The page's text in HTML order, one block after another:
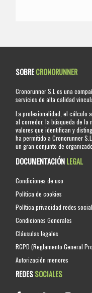
SOBRECRONORUNNER
Cronorunner S.L es una
servicios de alta calidad
La profesionalidad, el cálculo
al corredor, la búsqueda de la
valores que identifican y
ha permitido a Cronorunner
un gran conjunto de
DOCUMENTACIÓNLEGAL
Condiciones de uso
Política de cookies
Política privacidad redes
Condiciones Generales
Cláusulas legales
RGPD (Reglamento General
Autorización menores
REDESSOCIALES